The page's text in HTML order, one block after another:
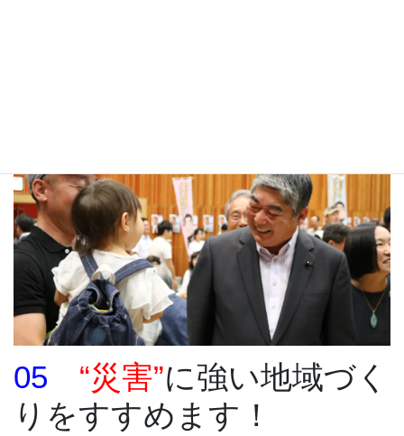
05 “災害”に強い地域づく
りをすすめます！